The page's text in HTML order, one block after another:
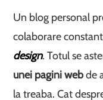
Un blog personal
colaborare
design. Totul se
unei pagini webde
la treaba. Cat